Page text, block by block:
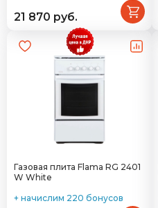
21 870 руб.
Газовая плита Flama RG 2401
W White
+ начислим 220 бонусов